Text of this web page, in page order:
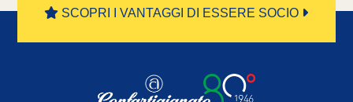
SCOPRI I VANTAGGI DI ESSERE SOCIO